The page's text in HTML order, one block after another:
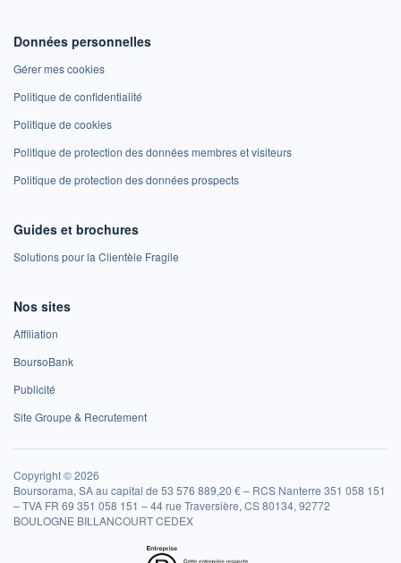
Données personnelles
Gérer mes cookies
Politique de confidentialité
Politique de cookies
Politique de protection des données membres et visiteurs
Politique de protection des données prospects
Guides et brochures
Solutions pour la Clientèle Fragile
Nos sites
Affiliation
BoursoBank
Publicité
Site Groupe & Recrutement
Copyright © 2026
Boursorama, SA au capital de 53 576 889,20 € – RCS Nanterre 351 058 151
– TVA FR 69 351 058 151 – 44 rue Traversière, CS 80134, 92772
BOULOGNE BILLANCOURT CEDEX